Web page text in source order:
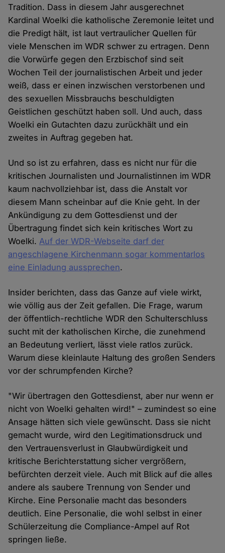
Tradition. Dass in diesem Jahr ausgerechnet
Kardinal Woelki die katholische Zeremonie leitet und
die Predigt hält, ist laut vertraulicher Quellen für
viele Menschen im WDR schwer zu ertragen. Denn
die Vorwürfe gegen den Erzbischof sind seit
Wochen Teil der journalistischen Arbeit und jeder
weiß, dass er einen inzwischen verstorbenen und
des sexuellen Missbrauchs beschuldigten
Geistlichen geschützt haben soll. Und auch, dass
Woelki ein Gutachten dazu zurückhält und ein
zweites in Auftrag gegeben hat.
Und so ist zu erfahren, dass es nicht nur für die
kritischen Journalisten und Journalistinnen im WDR
kaum nachvollziehbar ist, dass die Anstalt vor
diesem Mann scheinbar auf die Knie geht. In der
Ankündigung zu dem Gottesdienst und der
Übertragung findet sich kein kritisches Wort zu
Woelki.Auf der WDR-Webseite darf der
angeschlagene Kirchenmann sogar kommentarlos
eine Einladung aussprechen.
Insider berichten, dass das Ganze auf viele wirkt,
wie völlig aus der Zeit gefallen. Die Frage, warum
der öffentlich-rechtliche WDR den Schulterschluss
sucht mit der katholischen Kirche, die zunehmend
an Bedeutung verliert, lässt viele ratlos zurück.
Warum diese kleinlaute Haltung des großen Senders
vor der schrumpfenden Kirche?
"Wir übertragen den Gottesdienst, aber nur wenn er
nicht von Woelki gehalten wird!" – zumindest so eine
Ansage hätten sich viele gewünscht. Dass sie nicht
gemacht wurde, wird den Legitimationsdruck und
den Vertrauensverlust in Glaubwürdigkeit und
kritische Berichterstattung sicher vergrößern,
befürchten derzeit viele. Auch mit Blick auf die alles
andere als saubere Trennung von Sender und
Kirche. Eine Personalie macht das besonders
deutlich. Eine Personalie, die wohl selbst in einer
Schülerzeitung die Compliance-Ampel auf Rot
springen ließe.